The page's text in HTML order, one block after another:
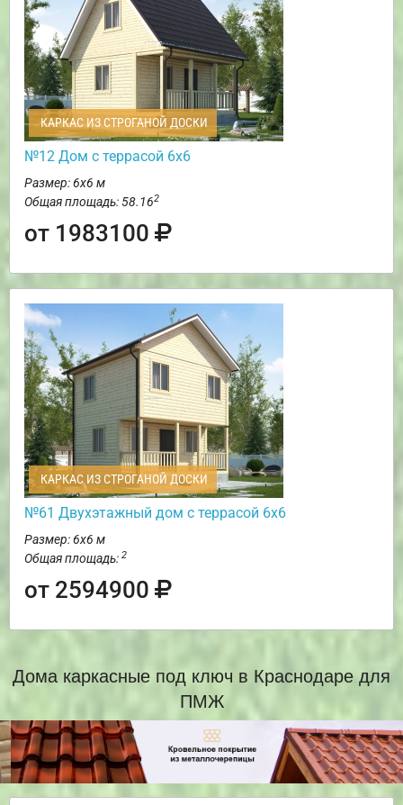
КАРКАС ИЗ СТРОГАНОЙ ДОСКИ
№12 Дом с террасой 6х6
Размер: 6х6 м
Общая площадь: 58.162
от 1983100
КАРКАС ИЗ СТРОГАНОЙ ДОСКИ
№61 Двухэтажный дом с террасой 6х6
Размер: 6х6 м
Общая площадь: 2
от 2594900
Дома каркасные под ключ в Краснодаре для
ПМЖ